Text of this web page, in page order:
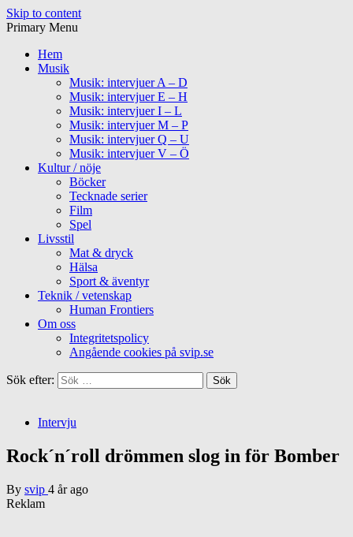
Skip to content
Primary Menu
Hem
Musik
Musik: intervjuer A – D
Musik: intervjuer E – H
Musik: intervjuer I – L
Musik: intervjuer M – P
Musik: intervjuer Q – U
Musik: intervjuer V – Ö
Kultur / nöje
Böcker
Tecknade serier
Film
Spel
Livsstil
Mat & dryck
Hälsa
Sport & äventyr
Teknik / vetenskap
Human Frontiers
Om oss
Integritetspolicy
Angående cookies på svip.se
Sök efter:
Intervju
Rock´n´roll drömmen slog in för Bomber
By svip 4 år ago
Reklam